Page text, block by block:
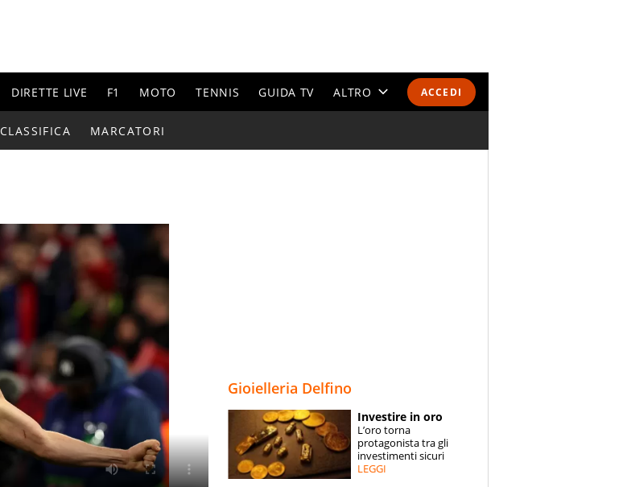
ACCEDI
DIRETTE LIVE F1 MOTO TENNIS GUIDA TV ALTRO
ESPERTI
CONTATTI
CLASSIFICA MARCATORI
Gioielleria Delfino
Investire in oro
L’oro torna
protagonista tra gli
investimenti sicuri
LEGGI